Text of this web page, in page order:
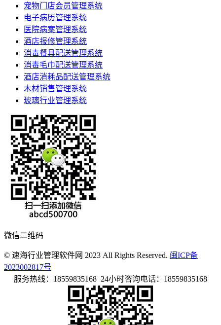
宠物门店会员管理系统
电子病历管理系统
医院病案管理系统
酒店报修管理系统
消毒餐具配送管理系统
消毒毛巾配送管理系统
酒店消耗品配送管理系统
木材销售管理系统
玻璃行业管理系统
微信二维码
© 速海行业管理软件网 2023 All Rights Reserved. 闽ICP备
2023002817号
服务热线：18559835168 24小时咨询电话：18559835168